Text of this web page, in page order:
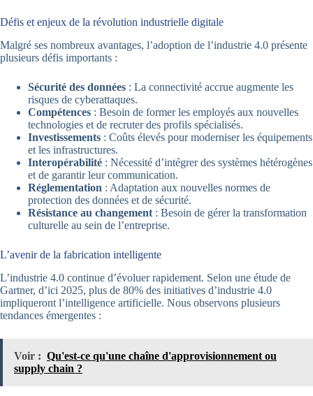
Défis et enjeux de la révolution industrielle digitale
Malgré ses nombreux avantages, l’adoption de l’industrie 4.0 présente
plusieurs défis importants :
Sécurité des données : La connectivité accrue augmente les
risques de cyberattaques.
Compétences : Besoin de former les employés aux nouvelles
technologies et de recruter des profils spécialisés.
Investissements : Coûts élevés pour moderniser les équipements
et les infrastructures.
Interopérabilité : Nécessité d’intégrer des systèmes hétérogènes
et de garantir leur communication.
Réglementation : Adaptation aux nouvelles normes de
protection des données et de sécurité.
Résistance au changement : Besoin de gérer la transformation
culturelle au sein de l’entreprise.
L’avenir de la fabrication intelligente
L’industrie 4.0 continue d’évoluer rapidement. Selon une étude de
Gartner, d’ici 2025, plus de 80% des initiatives d’industrie 4.0
impliqueront l’intelligence artificielle. Nous observons plusieurs
tendances émergentes :
Voir : Qu'est-ce qu'une chaîne d'approvisionnement ou
supply chain ?